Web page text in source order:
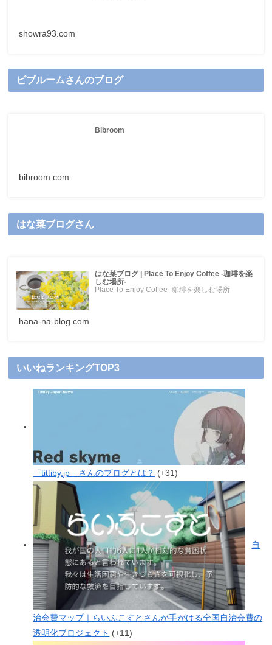
showra93.com
ビブルームさんのブログ
Bibroom
bibroom.com
はな菜ブログさん
はな菜ブログ | Place To Enjoy Coffee -珈琲を楽
しむ場所-
Place To Enjoy Coffee -珈琲を楽しむ場所-
hana-na-blog.com
いいねランキングTOP3
「tittiby.jp」さんのブログとは？ +31
自
治会費マップ｜らいふこすとさんが手がける全国自治会費の
透明化プロジェクト
+11